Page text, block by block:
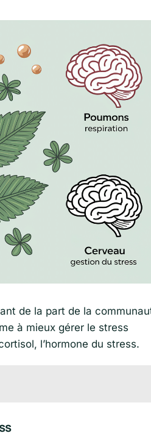
de la part de la
à mieux gérer le stress
l’hormone du stress.